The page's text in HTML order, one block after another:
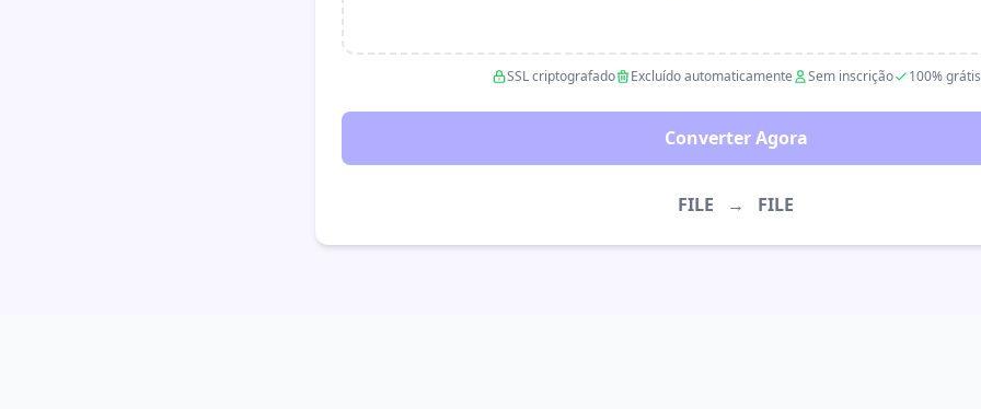
SSL criptografado Excluído automaticamente Sem inscrição 100% grátis
Converter Agora
FILE → FILE